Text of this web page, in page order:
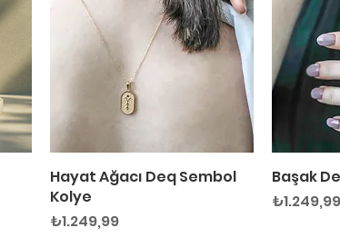
Hızlı Bakış
Hayat Ağacı Deq Sembol
Kolye
Fiyat
₺1.249,99
Başak
Fiyat
₺1.249,99